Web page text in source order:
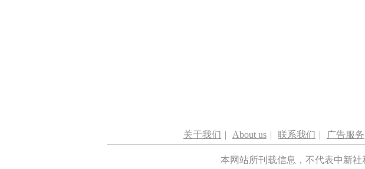
关于我们 | About us | 联系我们 | 广告服务
本网站所刊载信息，不代表中新社